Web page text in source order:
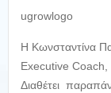
ugrowlogo
Η Κωνσταντίνα
Executive Coach,
Διαθέτει